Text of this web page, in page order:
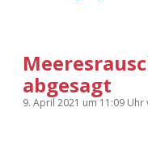
abgesagt
9. April 2021 um 11:09 Uhr